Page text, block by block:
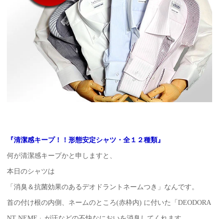
『清潔感キープ！！形態安定シャツ・全１２種類』
何が清潔感キープかと申しますと、
本日のシャツは
「消臭＆抗菌効果のあるデオドラントネームつき」なんです。
首の付け根の内側、ネームのところ(赤枠内) に付いた「DEODORA